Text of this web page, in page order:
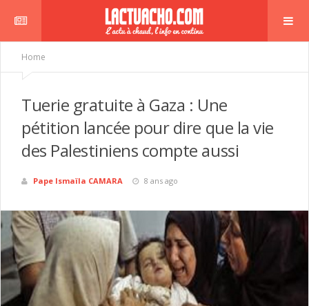
Home
Tuerie gratuite à Gaza : Une
pétition lancée pour dire que la vie
des Palestiniens compte aussi
Pape Ismaïla CAMARA 8 ans ago